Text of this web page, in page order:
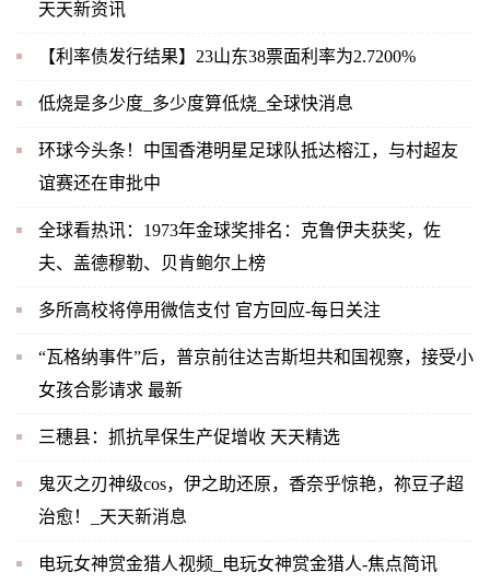
天天新资讯
【利率债发行结果】23山东38票面利率为2.7200%
低烧是多少度_多少度算低烧_全球快消息
环球今头条！中国香港明星足球队抵达榕江，与村超友
谊赛还在审批中
全球看热讯：1973年金球奖排名：克鲁伊夫获奖，佐
夫、盖德穆勒、贝肯鲍尔上榜
多所高校将停用微信支付 官方回应-每日关注
“瓦格纳事件”后，普京前往达吉斯坦共和国视察，接受小
女孩合影请求 最新
三穗县：抓抗旱保生产促增收 天天精选
鬼灭之刃神级cos，伊之助还原，香奈乎惊艳，祢豆子超
治愈！_天天新消息
电玩女神赏金猎人视频_电玩女神赏金猎人-焦点简讯